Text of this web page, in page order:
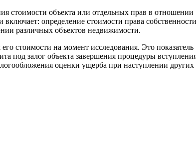
стоимости объекта или отдельных прав в отношении
определение стоимости права
различных объектов недвижимости.
стоимости на момент исследования. Это показатель
под залог объекта завершения процедуры
оценки ущерба при наступлении других